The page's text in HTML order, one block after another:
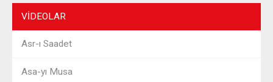
VIDEOLAR
Asr-ı Saadet
Asa-yı Musa